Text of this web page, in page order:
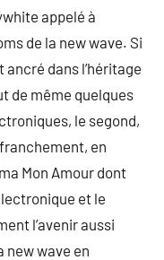
appelé à
de la new wave. Si
dans l’héritage
de même quelques
le segond,
en
Mon Amour dont
et le
l’avenir aussi
new wave en